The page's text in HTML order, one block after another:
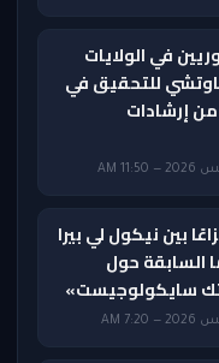
في الولايات
للتحقيق في
إرشادات
بين نيكول لي بيرا
السابقة حول
سايكولوجيست»